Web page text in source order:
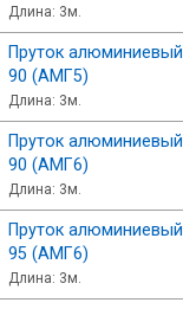
Длина: 3м.
Пруток алюминиевый
90 (АМГ5)
Длина: 3м.
Пруток алюминиевый
90 (АМГ6)
Длина: 3м.
Пруток алюминиевый
95 (АМГ6)
Длина: 3м.